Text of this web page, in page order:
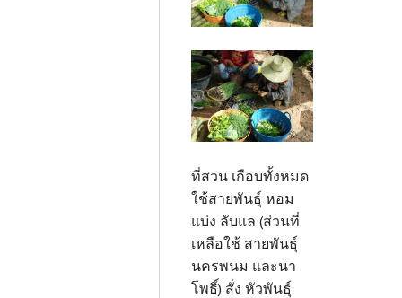
ที่สวน เกือบทั้งหมด
ใช้สายพันธุ์ หอม
แบ่ง ลับแล (ส่วนที่
เหลือใช้ สายพันธุ์
นครพนม และนา
โพธิ์) สั่ง หัวพันธุ์